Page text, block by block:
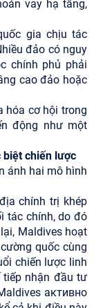
vay hạ tầng,
gia chịu tác
đảo có nguy
chính phủ phải
cao đảo hoặc
hóa cơ hội trong
động như một
biệt chiến lược
ánh hai mô hình
chính trị khép
tác chính, do đó
Maldives hoạt
quốc cùng
chiến lược linh
tiếp nhận đầu tư
активно